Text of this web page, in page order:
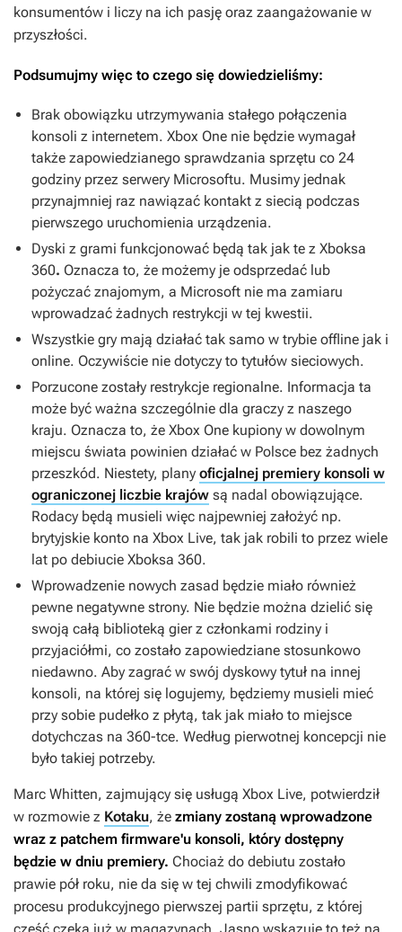
konsumentów i liczy na ich pasję oraz zaangażowanie w
przyszłości.
Podsumujmy więc to czego się dowiedzieliśmy:
Brak obowiązku utrzymywania stałego połączenia
konsoli z internetem. Xbox One nie będzie wymagał
także zapowiedzianego sprawdzania sprzętu co 24
godziny przez serwery Microsoftu. Musimy jednak
przynajmniej raz nawiązać kontakt z siecią podczas
pierwszego uruchomienia urządzenia.
Dyski z grami funkcjonować będą tak jak te z Xboksa
360. Oznacza to, że możemy je odsprzedać lub
pożyczać znajomym, a Microsoft nie ma zamiaru
wprowadzać żadnych restrykcji w tej kwestii.
Wszystkie gry mają działać tak samo w trybie offline jak i
online. Oczywiście nie dotyczy to tytułów sieciowych.
Porzucone zostały restrykcje regionalne. Informacja ta
może być ważna szczególnie dla graczy z naszego
kraju. Oznacza to, że Xbox One kupiony w dowolnym
miejscu świata powinien działać w Polsce bez żadnych
przeszkód. Niestety, plany oficjalnej premiery konsoli w
ograniczonej liczbie krajów są nadal obowiązujące.
Rodacy będą musieli więc najpewniej założyć np.
brytyjskie konto na Xbox Live, tak jak robili to przez wiele
lat po debiucie Xboksa 360.
Wprowadzenie nowych zasad będzie miało również
pewne negatywne strony. Nie będzie można dzielić się
swoją całą biblioteką gier z członkami rodziny i
przyjaciółmi, co zostało zapowiedziane stosunkowo
niedawno. Aby zagrać w swój dyskowy tytuł na innej
konsoli, na której się logujemy, będziemy musieli mieć
przy sobie pudełko z płytą, tak jak miało to miejsce
dotychczas na 360-tce. Według pierwotnej koncepcji nie
było takiej potrzeby.
Marc Whitten, zajmujący się usługą Xbox Live, potwierdził
w rozmowie z Kotaku, że zmiany zostaną wprowadzone
wraz z patchem firmware'u konsoli, który dostępny
będzie w dniu premiery. Chociaż do debiutu zostało
prawie pół roku, nie da się w tej chwili zmodyfikować
procesu produkcyjnego pierwszej partii sprzętu, z której